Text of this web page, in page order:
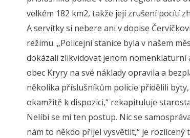
velkém 182 km2, takže její zrušení pocítí
A servítky si nebere ani v dopise
režimu. „Policejní stanice byla v našem
dokázali zlikvidovat jenom nomenklaturní
obec Kryry na své náklady opravila a
několika příslušníkům policie přidělili
okamžitě k dispozici,“ rekapituluje
Nelíbí se mi ten postup. Nic se
nám to někdo přijel vysvětlit,“ je rozlícený